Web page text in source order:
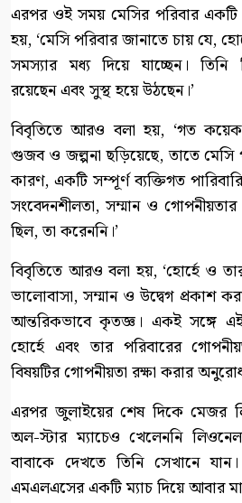
এরপর ওই সময় মেসির পরিবার একটি
হয়, ‘মেসি পরিবার জানাতে চায় যে,
সমস্যার মধ্য দিয়ে যাচ্ছেন। তিনি
রয়েছেন এবং সুস্থ হয়ে উঠছেন।’
বিবৃতিতে আরও বলা হয়, ‘গত কয়েক
গুজব ও জল্পনা ছড়িয়েছে, তাতে মেসি
কারণ, একটি সম্পূর্ণ ব্যক্তিগত
সংবেদনশীলতা, সম্মান ও
ছিল, তা করেননি।’
বিবৃতিতে আরও বলা হয়, ‘হোর্হে ও
ভালোবাসা, সম্মান ও উদ্বেগ প্রকাশ
আন্তরিকভাবে কৃতজ্ঞ। একই সঙ্গে
হোর্হে এবং তার পরিবারের
বিষয়টির গোপনীয়তা রক্ষা করার
এরপর জুলাইয়ের শেষ দিকে মেজর
অল-স্টার ম্যাচেও খেলেননি
বাবাকে দেখতে তিনি সেখানে
এমএলএসের একটি ম্যাচ দিয়ে আবার